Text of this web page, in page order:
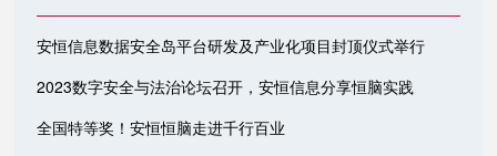
安恒信息数据安全岛平台研发及产业化项目封顶仪式举行
2023数字安全与法治论坛召开，安恒信息分享恒脑实践
全国特等奖！安恒恒脑走进千行百业